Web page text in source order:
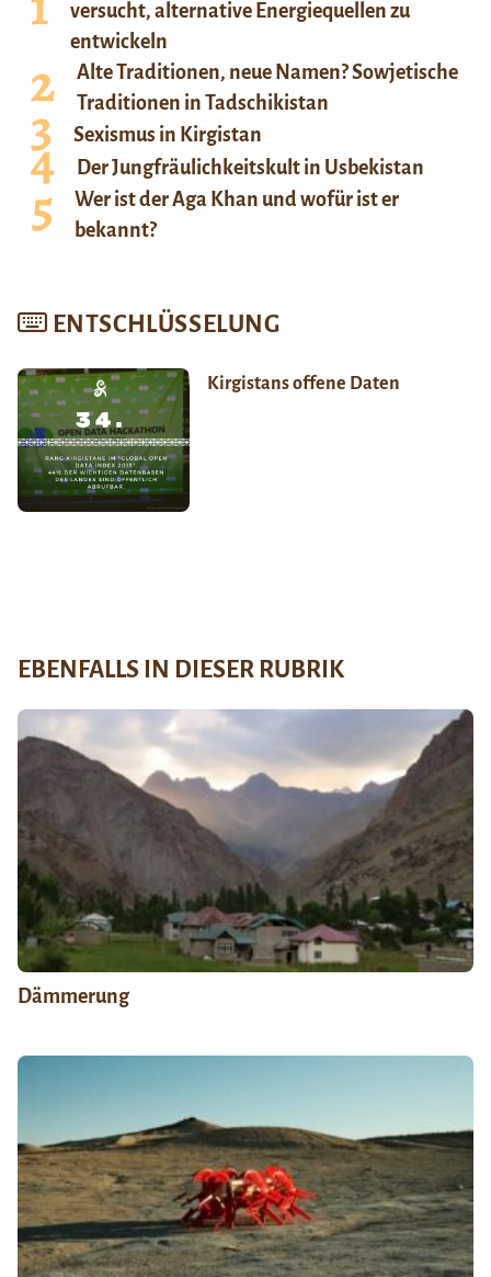
versucht, alternative Energiequellen zu
entwickeln
Alte Traditionen, neue Namen? Sowjetische
Traditionen in Tadschikistan
Sexismus in Kirgistan
Der Jungfräulichkeitskult in Usbekistan
Wer ist der Aga Khan und wofür ist er
bekannt?
ENTSCHLÜSSELUNG
Kirgistans offene Daten
EBENFALLS IN DIESER RUBRIK
Dämmerung